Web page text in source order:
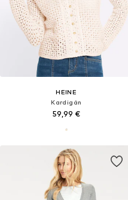
HEINE
Kardigán
59,99 €